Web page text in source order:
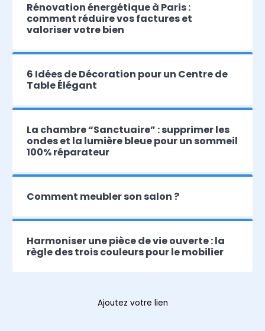
Rénovation énergétique à Paris :
comment réduire vos factures et
valoriser votre bien
6 Idées de Décoration pour un Centre de
Table Élégant
La chambre “Sanctuaire” : supprimer les
ondes et la lumière bleue pour un sommeil
100% réparateur
Comment meubler son salon ?
Harmoniser une pièce de vie ouverte : la
règle des trois couleurs pour le mobilier
Ajoutez votre lien